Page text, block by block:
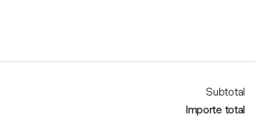
Subtotal
Importe total